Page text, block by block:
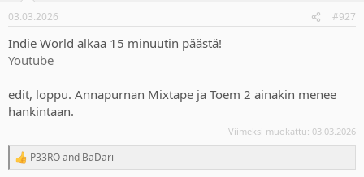
s
03.03.2026 #927
Indie World alkaa 15 minuutin päästä!
Youtube
edit, loppu. Annapurnan Mixtape ja Toem 2 ainakin menee
hankintaan.
Viimeksi muokattu: 03.03.2026
R
P33ROand BaDari